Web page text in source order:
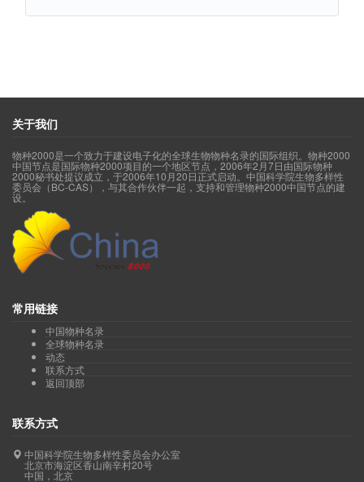
关于我们
物种2000是一个致力于建设电子化的全球生物物种名录的国际组织。物种2000
中国节点是国际物种2000项目的一个地区节点，2006年2月7日由国际物种
2000秘书处提议成立，于2006年10月20日正式启动。中国科学院生物多样性
委员会（BC-CAS），与其合作伙伴一起，支持和管理物种2000中国节点的建
设。
常用链接
中国物种名录
全球物种名录
动态
联系方式
返回顶部
联系方式
中国科学院生物多样性委员会办公室
北京市海淀区香山南辛村20号
中国，北京